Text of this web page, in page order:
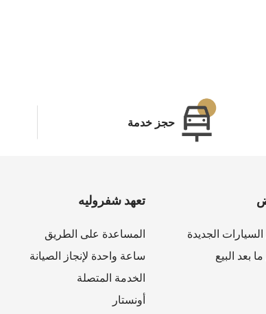
حجز خدمة
الجديدة
بعد البيع
تعهد شفروليه
المساعدة على الطريق
ساعة واحدة لإنجاز الصيانة
الخدمة المتصلة
أونستار